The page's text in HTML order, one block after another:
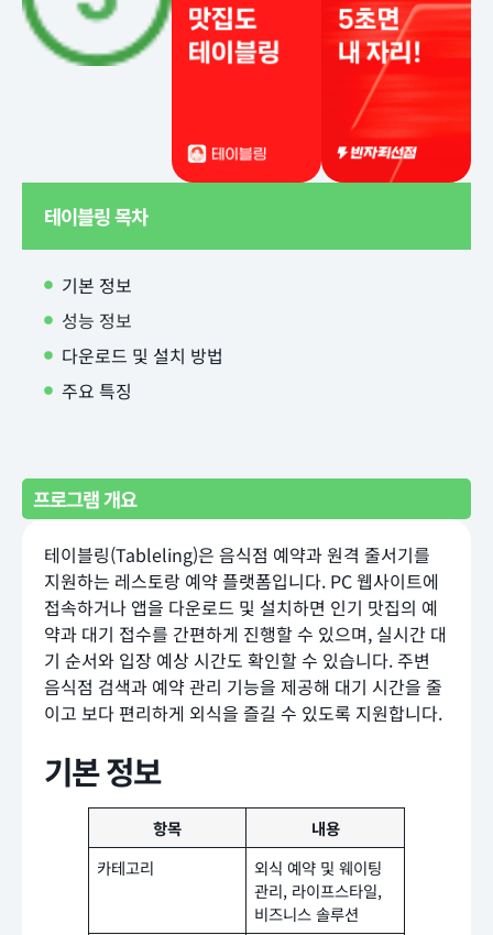
테이블링 목차
기본 정보
성능 정보
다운로드 및 설치 방법
주요 특징
프로그램 개요
테이블링(Tableling)은 음식점 예약과 원격 줄서기를
지원하는 레스토랑 예약 플랫폼입니다. PC 웹사이트에
접속하거나 앱을 다운로드 및 설치하면 인기 맛집의 예
약과 대기 접수를 간편하게 진행할 수 있으며, 실시간 대
기 순서와 입장 예상 시간도 확인할 수 있습니다. 주변
음식점 검색과 예약 관리 기능을 제공해 대기 시간을 줄
이고 보다 편리하게 외식을 즐길 수 있도록 지원합니다.
기본 정보
항목
내용
카테고리
외식 예약 및 웨이팅
관리, 라이프스타일,
비즈니스 솔루션